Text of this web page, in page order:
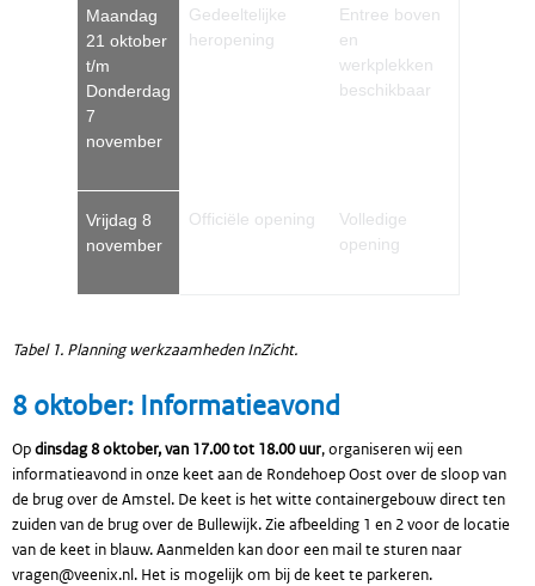
Maandag
21 oktober
t/m
Donderdag
7
november
Gedeeltelijke
heropening
Entree boven
en
werkplekken
beschikbaar
Vrijdag 8
november
Officiële opening
Volledige
opening
Tabel 1. Planning werkzaamheden InZicht.
8 oktober: Informatieavond
Opdinsdag 8 oktober, van 17.00 tot 18.00 uur, organiseren wij een
informatieavond in onze keet aan de Rondehoep Oost over de sloop van
de brug over de Amstel. De keet is het witte containergebouw direct ten
zuiden van de brug over de Bullewijk. Zie afbeelding 1 en 2 voor de locatie
van de keet in blauw. Aanmelden kan door een mail te sturen naar
vragen@veenix.nl. Het is mogelijk om bij de keet te parkeren.